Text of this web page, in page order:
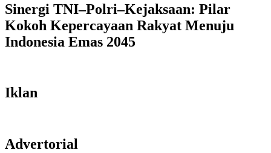
Sinergi TNI–Polri–Kejaksaan: Pilar
Kokoh Kepercayaan Rakyat Menuju
Indonesia Emas 2045
Iklan
Advertorial